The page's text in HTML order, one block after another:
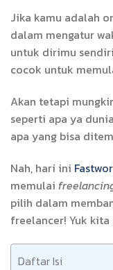
Jika kamu adalah
dalam mengatur
untuk dirimu
cocok untuk
Akan tetapi
seperti apa ya
apa yang bisa
Nah, hari ini
memulai
pilih dalam
freelancer! Yuk kita
Daftar Isi